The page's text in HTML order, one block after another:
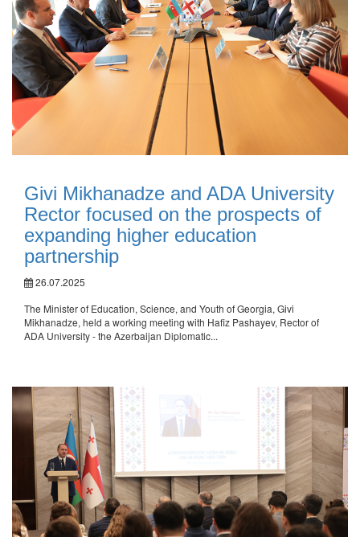
Givi Mikhanadze and ADA University
Rector focused on the prospects of
expanding higher education
partnership
26.07.2025
The Minister of Education, Science, and Youth of Georgia, Givi
Mikhanadze, held a working meeting with Hafiz Pashayev, Rector of
ADA University - the Azerbaijan Diplomatic...